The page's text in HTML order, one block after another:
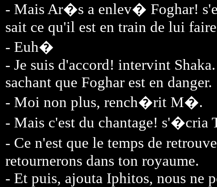
- Mais Ar�s a enlev� Foghar!
sait ce qu'il est en train de lui
- Euh�
- Je suis d'accord! intervint
sachant que Foghar est en danger.
- Moi non plus, rench�rit M�.
- Mais c'est du chantage! s'�cria
- Ce n'est que le temps de
retournerons dans ton royaume.
- Et puis, ajouta Iphitos, nous ne